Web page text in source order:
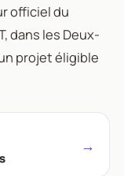
officiel du
dans les Deux-
projet éligible
→